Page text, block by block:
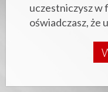
uczestniczysz w
oświadczasz, że